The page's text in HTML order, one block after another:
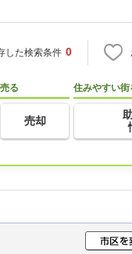
した検索条件 0
売る
売却
住みやすい街